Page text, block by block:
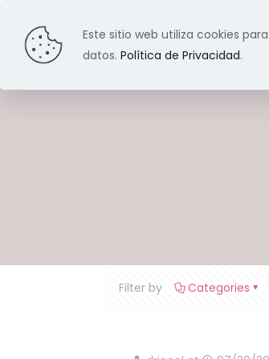
Filter by Categories
Este sitio web utiliza cookies
datos.Política de Privacidad.